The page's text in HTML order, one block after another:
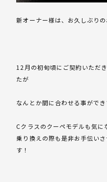
新オーナー様は、お久しぶり
12月の初旬頃にご契約いただ
たが
なんとか間に合わせる事がで
Cクラスのクーペモデルも気に
乗り換えの際も是非お手伝い
す！